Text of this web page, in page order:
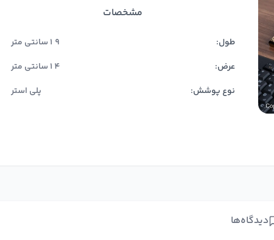
مشخصات
طول:
19سانتی متر
عرض:
14سانتی متر
نوع پوشش:
پلی استر
دیدگاه‌ها